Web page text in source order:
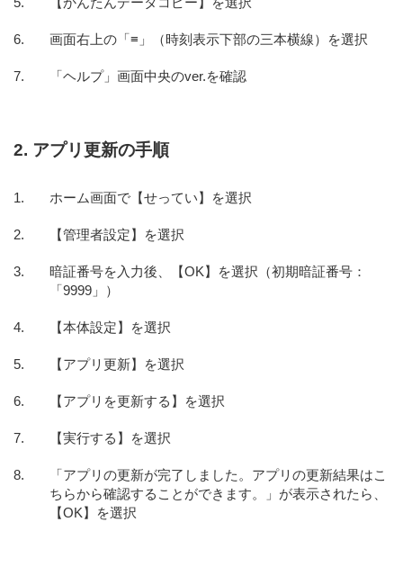
画面右上の「≡」（時刻表示下部の三本横線）を選択
「ヘルプ」画面中央のver.を確認
2. アプリ更新の手順
ホーム画面で【せってい】を選択
【管理者設定】を選択
暗証番号を入力後、【OK】を選択（初期暗証番号：
「9999」）
【本体設定】を選択
【アプリ更新】を選択
【アプリを更新する】を選択
【実行する】を選択
「アプリの更新が完了しました。アプリの更新結果はこ
ちらから確認することができます。」が表示されたら、
【OK】を選択